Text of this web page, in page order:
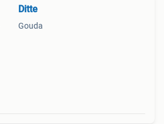
Ditte
Gouda